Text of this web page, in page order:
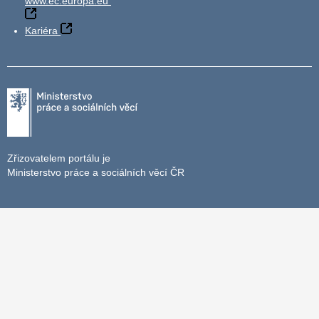
Kariéra
Zřizovatelem portálu je
Ministerstvo práce a sociálních věcí ČR